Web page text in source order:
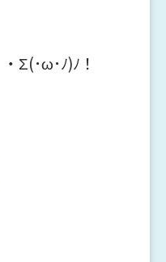
Σ(･ω･ﾉ)ﾉ！